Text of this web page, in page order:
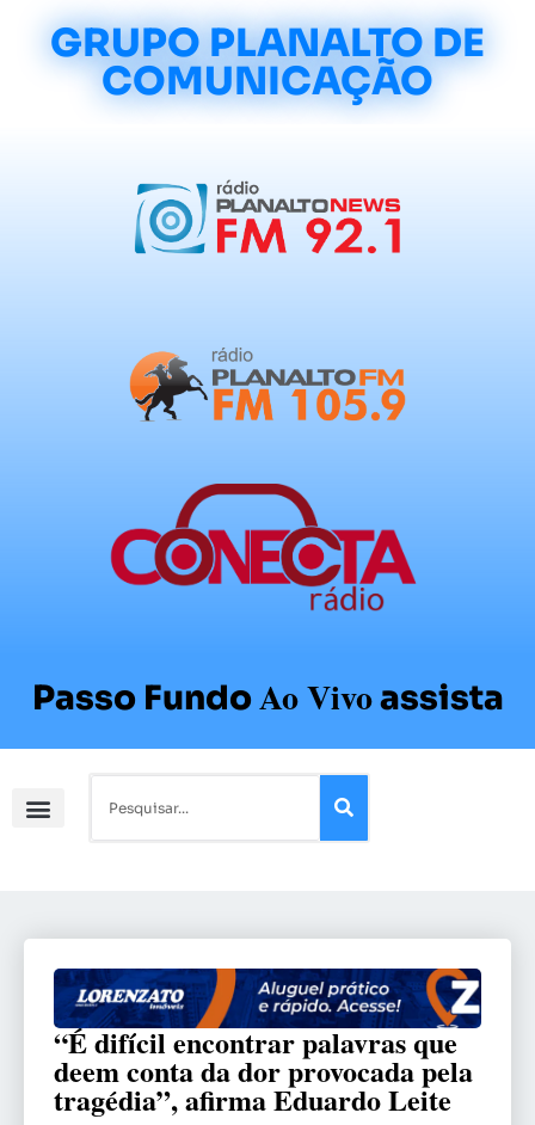
GRUPO PLANALTO DE
COMUNICAÇÃO
Passo FundoAo Vivoassista
“É difícil encontrar palavras que
deem conta da dor provocada pela
tragédia”, afirma Eduardo Leite